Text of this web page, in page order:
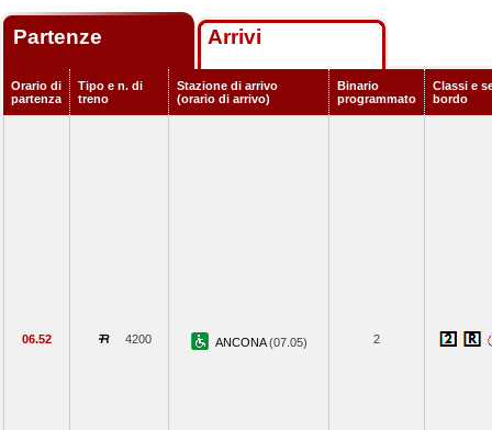
Partenze Arrivi
Orario di
partenza
Tipo e n. di
treno
Stazione di arrivo
(orario di arrivo)
Binario
programmato
Classi e
bordo
06.52 4200 ANCONA(07.05) 2